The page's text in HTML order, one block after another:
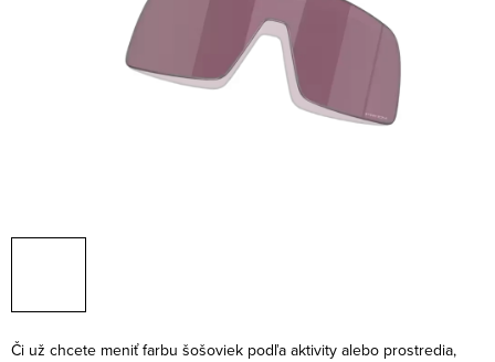
Či už chcete meniť farbu šošoviek podľa aktivity alebo prostredia,